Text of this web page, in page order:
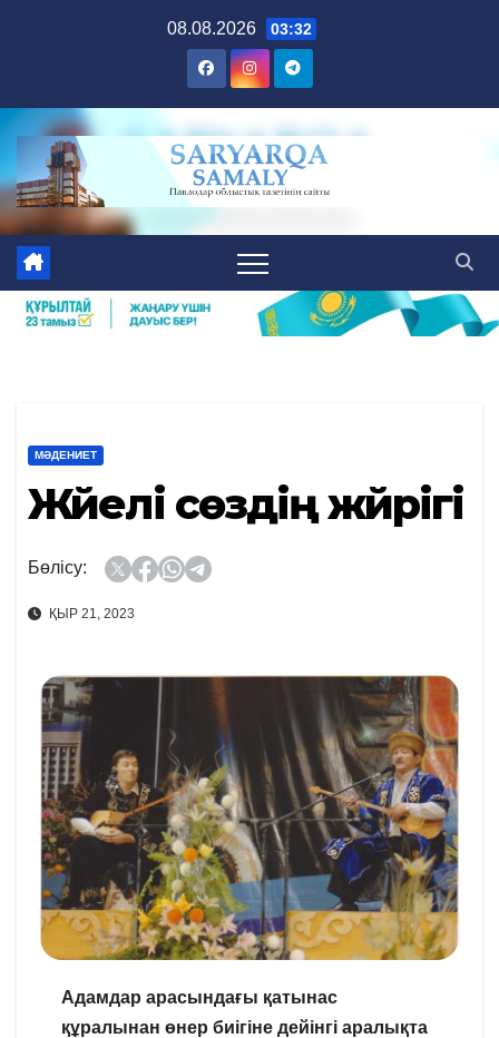
08.08.2026 03:32
МӘДЕНИЕТ
Жүйелі сөздің жүйрігі
Бөлісу:
ҚЫР 21, 2023
Адамдар арасындағы қатынас
құралынан өнер биігіне дейінгі аралықта